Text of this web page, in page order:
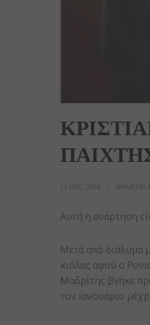
Αυτή η ανάρτηση
Μετά από διάλυμα
κιόλας αφού ο
Μαδρίτης βγήκε
τον Ιανουάριο